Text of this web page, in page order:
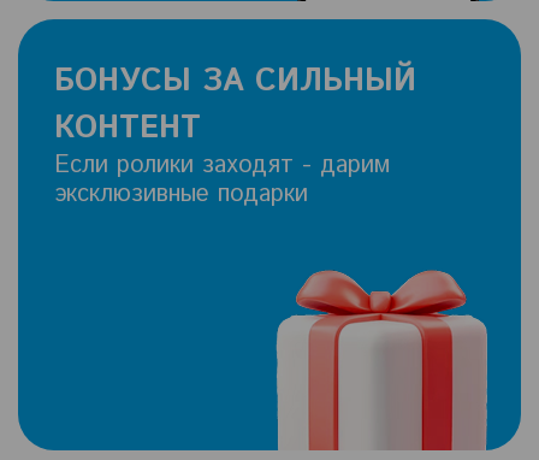
БОНУСЫ ЗА СИЛЬНЫЙ
КОНТЕНТ
Если ролики заходят - дарим
эксклюзивные подарки